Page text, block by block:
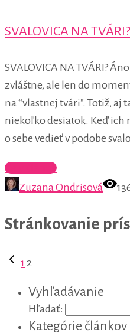
SVALOVICA NA TVÁRI?
SVALOVICA NA TVÁRI?
zvláštne, ale len do
na “vlastnej tvári”. Totiž, aj
niekoľko desiatok. Keď ich
o sebe vedieť v podobe
Celý článok
Zuzana Ondrisová
Stránkovanie
1 2
Vyhľadávanie
Hľadať:
Kategórie článkov